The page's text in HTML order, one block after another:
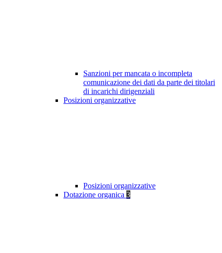
Sanzioni per mancata o incompleta
comunicazione dei dati da parte dei titolari
di incarichi dirigenziali
Posizioni organizzative
Posizioni organizzative
Dotazione organica 3